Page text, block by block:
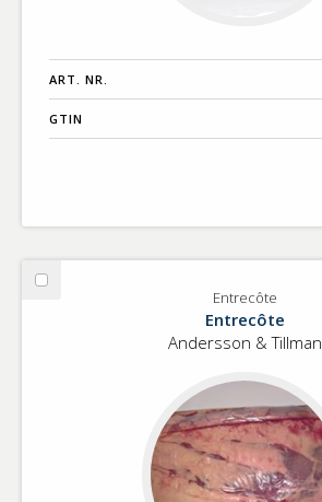
ART. NR.
GTIN
Välj
Entrecôte
Entrecôte
Andersson & Tillman